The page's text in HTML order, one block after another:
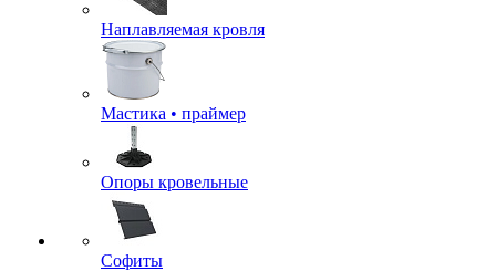
Наплавляемая кровля
Мастика • праймер
Опоры кровельные
Софиты